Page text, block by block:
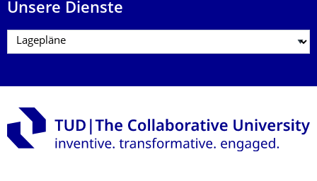
Unsere Dienste